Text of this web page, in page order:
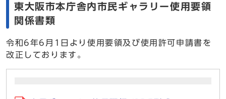
東大阪市本庁舎内市民ギャラリー使用要領
関係書類
令和6年6月1日より使用要領及び使用許可申請書を
改正しております。